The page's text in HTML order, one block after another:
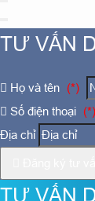
TƯ VẤN
Họ và tên (*)
Số điện thoại (*)
Địa chỉ
TƯ VẤN